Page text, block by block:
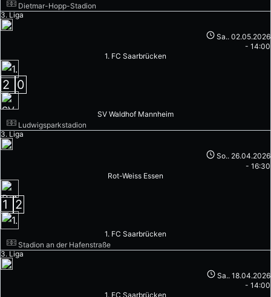
Dietmar-Hopp-Stadion
3. Liga
Sa.. 02.05.2026
- 14:00
1. FC Saarbrücken
2 0
SV Waldhof Mannheim
Ludwigsparkstadion
3. Liga
So.. 26.04.2026
- 16:30
Rot-Weiss Essen
1 2
1. FC Saarbrücken
Stadion an der Hafenstraße
3. Liga
Sa.. 18.04.2026
- 14:00
1. FC Saarbrücken